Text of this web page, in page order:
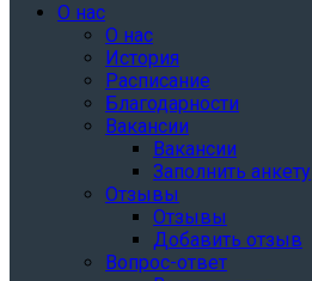
О нас
О нас
История
Расписание
Благодарности
Вакансии
Вакансии
Заполнить анкету
Отзывы
Отзывы
Добавить отзыв
Вопрос-ответ